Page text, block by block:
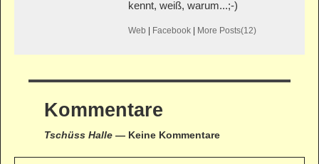
kennt, weiß, warum...;-)
Web Facebook| More Posts(12)
Kommentare
Tschüss Halle— Keine Kommentare